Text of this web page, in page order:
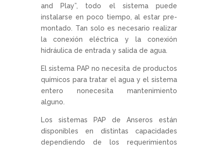
and Play”, todo el sistema puede
instalarse en poco tiempo, al estar pre-
montado. Tan solo es necesario realizar
la conexión eléctrica y la conexión
hidráulica de entrada y salida de agua.
El sistema PAP no necesita de productos
químicos para tratar el agua y el sistema
entero nonecesita mantenimiento
alguno.
Los sistemas PAP de Anseros están
disponibles en distintas capacidades
dependiendo de los requerimientos